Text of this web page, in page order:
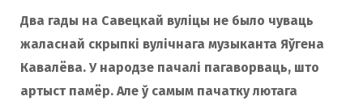
Два гады на Савецкай вуліцы не было чуваць
жаласнай скрыпкі вулічнага музыканта Яўгена
Кавалёва. У народзе пачалі пагаворваць, што
артыст памёр. Але ў самым пачатку лютага